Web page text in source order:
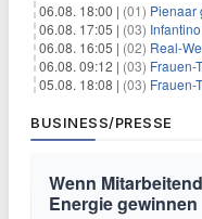
06.08. 18:00 | (01) Pienaar
06.08. 17:05 | (03) Infantino
06.08. 16:05 | (02) Real-
06.08. 09:12 | (03) Frauen-
05.08. 18:08 | (03) Frauen-
BUSINESS/PRESSE
Wenn
Energie gewinnen